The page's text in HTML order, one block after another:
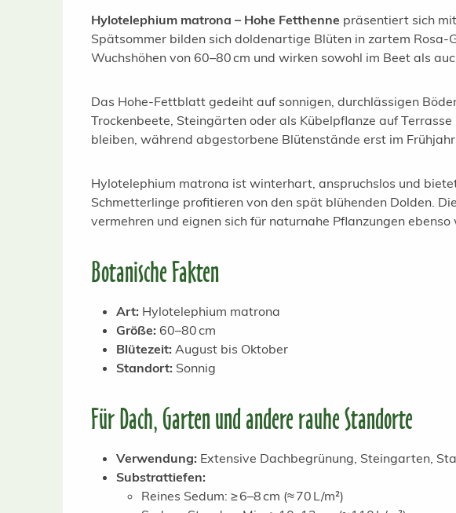
Hylotelephium matrona – Hohe Fetthenne präsentiert sich
Spätsommer bilden sich doldenartige Blüten in zartem Rosa-
Wuchshöhen von 60–80 cm und wirken sowohl im Beet als
Das Hohe-Fettblatt gedeiht auf sonnigen, durchlässigen
Trockenbeete, Steingärten oder als Kübelpflanze auf
bleiben, während abgestorbene Blütenstände erst im
Hylotelephium matrona ist winterhart, anspruchslos und
Schmetterlinge profitieren von den spät blühenden Dolden.
vermehren und eignen sich für naturnahe Pflanzungen
Botanische Fakten
Art: Hylotelephium matrona
Größe: 60–80 cm
Blütezeit: August bis Oktober
Standort: Sonnig
Für Dach, Garten und andere rauhe Standorte
Verwendung: Extensive Dachbegrünung, Steingarten,
Substrattiefen:
Reines Sedum: ≥ 6–8 cm (≈ 70 L/m²)